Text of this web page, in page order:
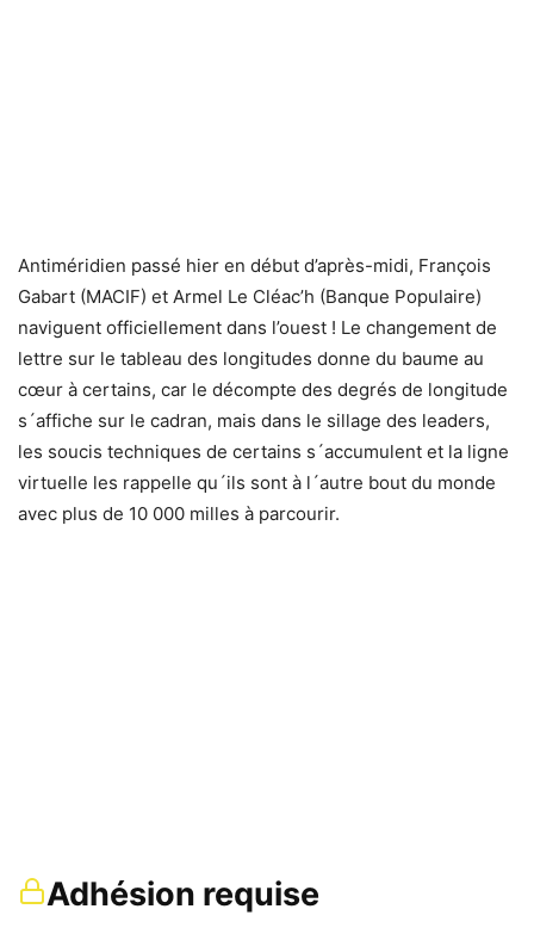
Antiméridien passé hier en début d’après-midi, François
Gabart (MACIF) et Armel Le Cléac’h (Banque Populaire)
naviguent officiellement dans l’ouest ! Le changement de
lettre sur le tableau des longitudes donne du baume au
cœur à certains, car le décompte des degrés de longitude
s´affiche sur le cadran, mais dans le sillage des leaders,
les soucis techniques de certains s´accumulent et la ligne
virtuelle les rappelle qu´ils sont à l´autre bout du monde
avec plus de 10 000 milles à parcourir.
Adhésion requise